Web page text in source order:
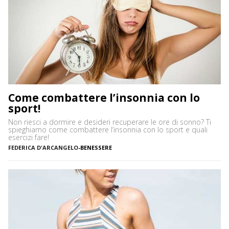
Come combattere l’insonnia con lo
sport!
Non riesci a dormire e desideri recuperare le ore di sonno? Ti
spieghiamo come combattere l’insonnia con lo sport e quali
esercizi fare!
FEDERICA D'ARCANGELO-BENESSERE